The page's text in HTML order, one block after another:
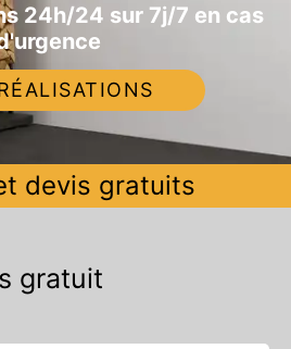
24h/24 sur 7j/7 en cas
devis gratuits
gratuit